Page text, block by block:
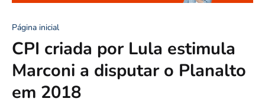
Página inicial
CPI criada por Lula estimula
Marconi a disputar o Planalto
em 2018